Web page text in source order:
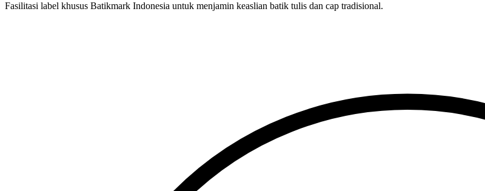
Fasilitasi label khusus Batikmark Indonesia untuk menjamin keaslian batik tulis dan cap tradisional.